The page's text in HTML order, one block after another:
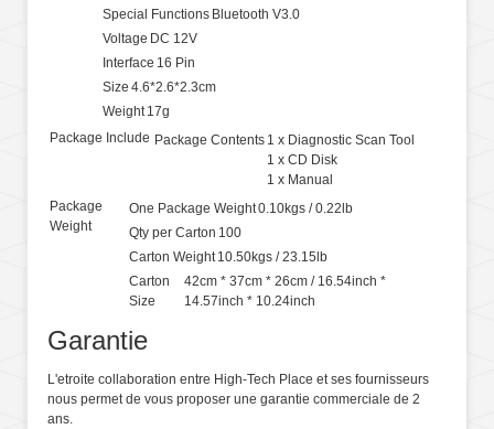
Special Functions Bluetooth V3.0
Voltage DC 12V
Interface 16 Pin
Size 4.6*2.6*2.3cm
Weight 17g
Package Include Package Contents 1 x Diagnostic Scan Tool
1 x CD Disk
1 x Manual
Package
Weight
One Package Weight0.10kgs / 0.22lb
Qty per Carton 100
Carton Weight 10.50kgs / 23.15lb
Carton
Size
42cm * 37cm * 26cm / 16.54inch *
14.57inch * 10.24inch
Garantie
L'etroite collaboration entre High-Tech Place et ses fournisseurs
nous permet de vous proposer une garantie commerciale de 2
ans.